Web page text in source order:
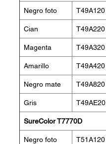
Negro foto T49A120
Cian T49A220
Magenta T49A320
Amarillo T49A420
Negro mate T49A820
Gris T49AE20
SureColor T7770D
Negro foto T51A120